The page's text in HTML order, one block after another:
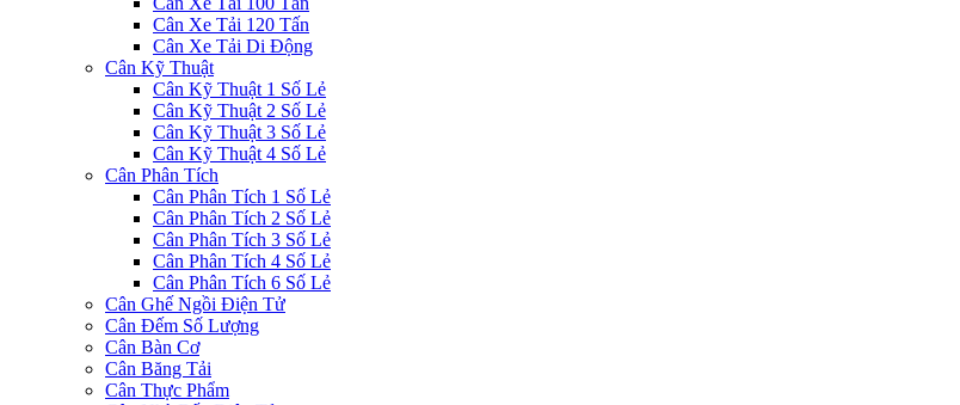
Cân Xe Tải 120 Tấn
Cân Xe Tải Di Động
Cân Kỹ Thuật
Cân Kỹ Thuật 1 Số Lẻ
Cân Kỹ Thuật 2 Số Lẻ
Cân Kỹ Thuật 3 Số Lẻ
Cân Kỹ Thuật 4 Số Lẻ
Cân Phân Tích
Cân Phân Tích 1 Số Lẻ
Cân Phân Tích 2 Số Lẻ
Cân Phân Tích 3 Số Lẻ
Cân Phân Tích 4 Số Lẻ
Cân Phân Tích 6 Số Lẻ
Cân Ghế Ngồi Điện Tử
Cân Đếm Số Lượng
Cân Bàn Cơ
Cân Băng Tải
Cân Thực Phẩm